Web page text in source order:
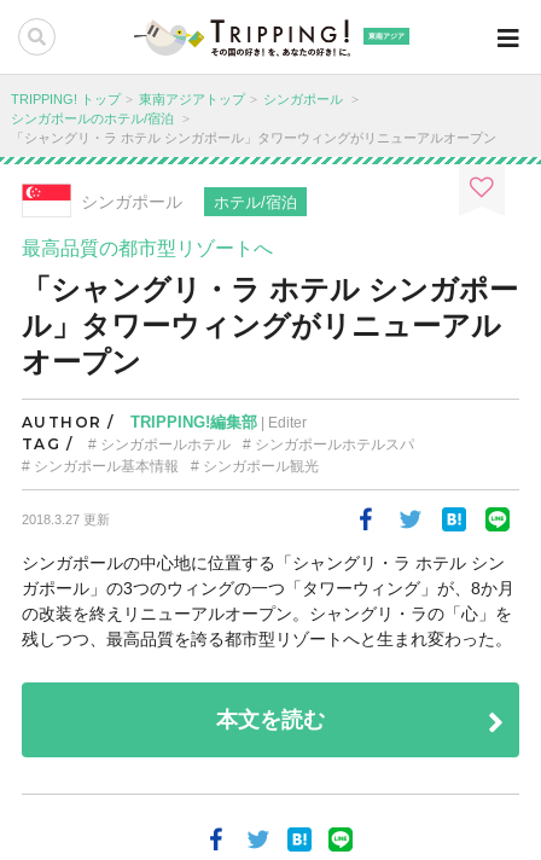
東南アジア
TRIPPING! トップ 東南アジアトップ
シンガポール
シンガポールのホテル/宿泊
「シャングリ・ラ ホテル シンガポール」タワーウィングがリニューアルオープン
シンガポール ホテル/宿泊
最高品質の都市型リゾートへ
「シャングリ・ラ ホテル シンガポー
ル」タワーウィングがリニューアル
オープン
AUTHOR / TRIPPING!編集部| Editer
TAG / シンガポールホテル
シンガポールホテルスパ
シンガポール基本情報
シンガポール観光
2018.3.27 更新
シンガポールの中心地に位置する「シャングリ・ラ ホテル シン
ガポール」の3つのウィングの一つ「 タワーウィング」が、8か月
の改装を終えリニューアルオープン。シャングリ・ラの「心」を
残しつつ、最高品質を誇る都市型リゾートへと生まれ変わった。
本文を読む